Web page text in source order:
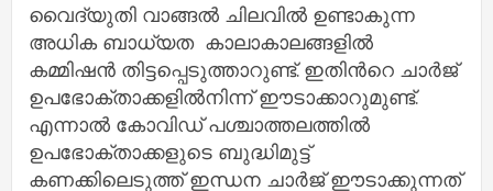
വൈദ്യുതി വാങ്ങൽ ചിലവിൽ ഉണ്ടാകുന്ന
അധിക ബാധ്യത കാലാകാലങ്ങളിൽ
കമ്മിഷൻ തിട്ടപ്പെടുത്താറുണ്ട്. ഇതിൻറെ ചാർജ്
ഉപഭോക്താക്കളിൽനിന്ന് ഈടാക്കാറുമുണ്ട്.
എന്നാൽ കോവിഡ് പശ്ചാത്തലത്തിൽ
ഉപഭോക്താക്കളുടെ ബുദ്ധിമുട്ട്
കണക്കിലെടുത്ത് ഇന്ധന ചാർജ് ഈടാക്കുന്നത്